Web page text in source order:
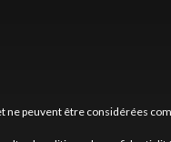
peuvent être considérées